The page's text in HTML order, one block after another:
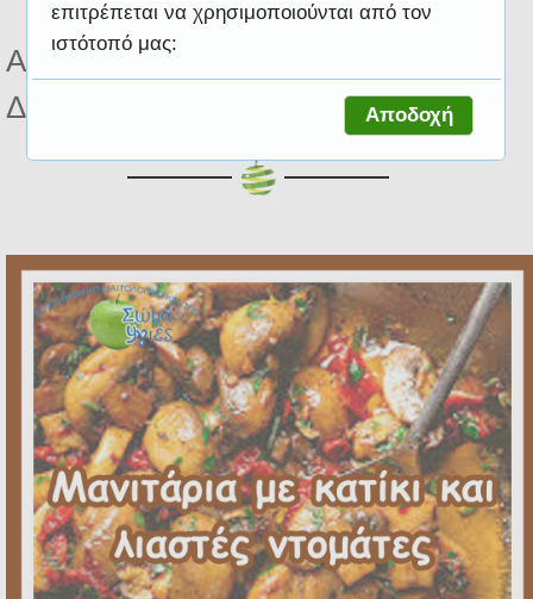
Αποτελέσματα για ετικέτα
Διαβήτης
επιτρέπεται να χρησιμοποιούνται από τον
ιστότοπό μας:
Αποδοχή